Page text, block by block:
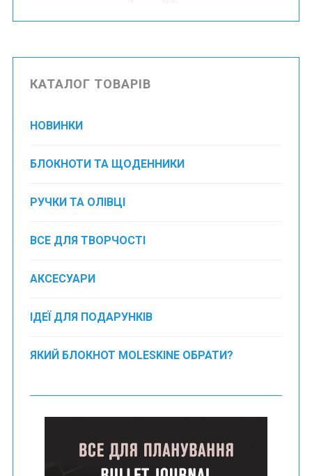
КАТАЛОГ ТОВАРІВ
НОВИНКИ
БЛОКНОТИ ТА ЩОДЕННИКИ
РУЧКИ ТА ОЛІВЦІ
ВСЕ ДЛЯ ТВОРЧОСТІ
АКСЕСУАРИ
ІДЕЇ ДЛЯ ПОДАРУНКІВ
ЯКИЙ БЛОКНОТ MOLESKINE ОБРАТИ?